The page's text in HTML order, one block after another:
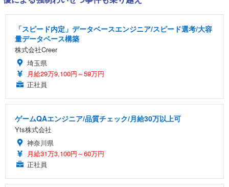
「スピード内定」データベースエンジニア/スピード選考/大容
量データベース構築
株式会社Creer
埼玉県
月給29万9,100円～59万円
正社員
ゲームQAエンジニア/品質チェック/月給30万以上可
Yts株式会社
神奈川県
月給31万3,100円～60万円
正社員